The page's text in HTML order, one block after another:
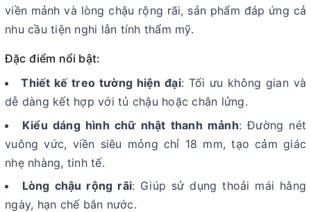
viền mảnh và lòng chậu rộng rãi, sản phẩm đáp ứng cả
nhu cầu tiện nghi lẫn tính thẩm mỹ.
Đặc điểm nổi bật:
Thiết kế treo tường hiện đại: Tối ưu không gian và
dễ dàng kết hợp với tủ chậu hoặc chân lửng.
Kiểu dáng hình chữ nhật thanh mảnh: Đường nét
vuông vức, viền siêu mỏng chỉ 18 mm, tạo cảm giác
nhẹ nhàng, tinh tế.
Lòng chậu rộng rãi: Giúp sử dụng thoải mái hằng
ngày, hạn chế bắn nước.